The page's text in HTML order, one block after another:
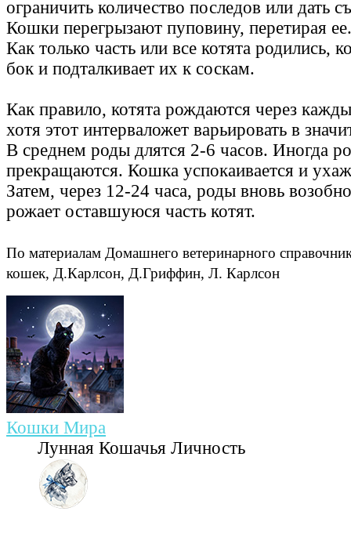
ограничить количество последов или дать
Кошки перегрызают пуповину, перетирая ее.
Как только часть или все котята родились,
бок и подталкивает их к соскам.
Как правило, котята рождаются через
хотя этот интерваложет варьировать в
В среднем роды длятся 2-6 часов. Иногда
прекращаются. Кошка успокаивается и
Затем, через 12-24 часа, роды вновь
рожает оставшуюся часть котят.
По материалам Домашнего ветеринарного
кошек, Д.Карлсон, Д.Гриффин, Л. Карлсон
Кошки Мира
Лунная Кошачья Личность